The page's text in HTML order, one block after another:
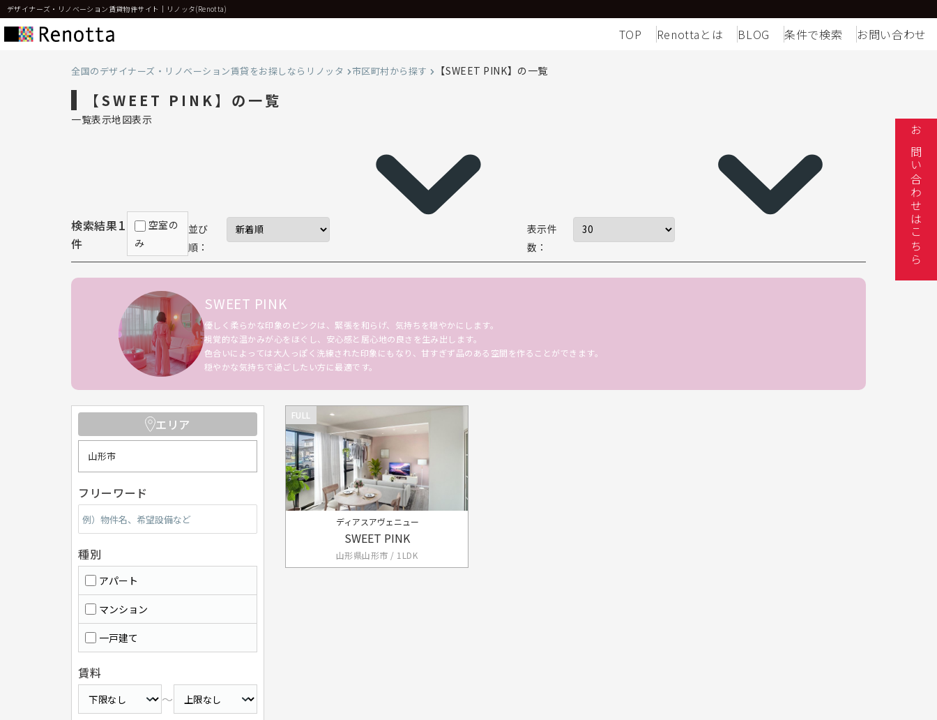
デザイナーズ・リノベーション賃貸物件サイト｜リノッタ(Renotta)
TOP Renottaとは BLOG 条件で検索 お問い合わせ
全国のデザイナーズ・リノベーション賃貸をお探しならリノッタ 市区町村から探す 【SWEET PINK】の一覧
【SWEET PINK】の一覧
一覧表示地図表示
検索結果1
件
空室の
み
並び
順：
表示件
数：
SWEET PINK
優しく柔らかな印象のピンクは、緊張を和らげ、気持ちを穏やかにします。
視覚的な温かみが心をほぐし、安心感と居心地の良さを生み出します。
色合いによっては大人っぽく洗練された印象にもなり、甘すぎず品のある空間を作ることができます。
穏やかな気持ちで過ごしたい方に最適です。
FULL
ディアスアヴェニュー
SWEET PINK
山形県山形市 / 1LDK
エリア
山形市
フリーワード
種別
アパート
マンション
一戸建て
賃料
～
お問い合わせはこちら